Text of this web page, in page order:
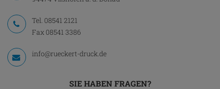
Tel. 08541 2121
Fax 08541 3386
info@rueckert-druck.de
SIE HABEN FRAGEN?